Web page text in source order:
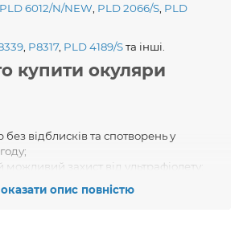
PLD 6012/N/NEW PLD 2066/S PLD
P8317, PLD 4189/Sта інші.
купити окуляри
без відблисків та спотворень у
можливий захист від ультрафіолету;
і культовий стиль у великому
ряді;
опис повністю